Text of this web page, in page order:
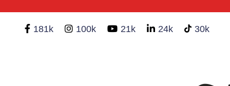
181k 100k 21k 24k 30k